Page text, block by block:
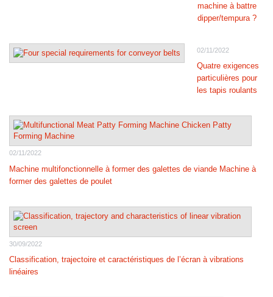
machine à battre
dipper/tempura ?
02/11/2022
Quatre exigences
particulières pour
les tapis roulants
02/11/2022
Machine multifonctionnelle à former des galettes de viande Machine à
former des galettes de poulet
30/09/2022
Classification, trajectoire et caractéristiques de l’écran à vibrations
linéaires